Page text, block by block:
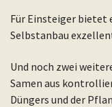
Für Einsteiger bietet
Selbstanbau
Und noch zwei
Samen aus
Düngers und der